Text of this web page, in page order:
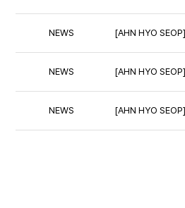
NEWS [AHN HYO
NEWS [AHN HYO SEOP]
NEWS [AHN HYO SEOP]